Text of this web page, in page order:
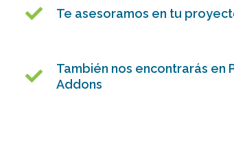
Te asesoramos en tu
También nos encontrarás en
Addons